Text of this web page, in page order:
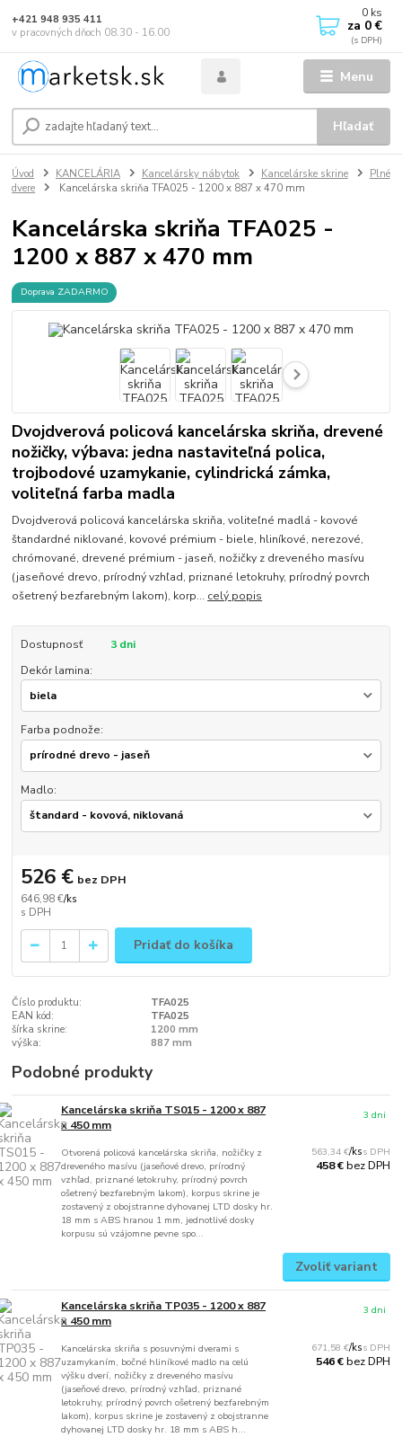
Menu
Hľadať
+421 948 935 411
v pracovných dňoch 08.30 - 16.00
0 ks
za 0 €
Úvod KANCELÁRIA Kancelársky nábytok Kancelárske skrine
Plné
dvere
Kancelárska skriňa TFA025 - 1200 x 887 x 470 mm
Kancelárska skriňa TFA025 -
1200 x 887 x 470 mm
Doprava ZADARMO
Dvojdverová policová kancelárska skriňa, drevené
nožičky, výbava: jedna nastaviteľná polica,
trojbodové uzamykanie, cylindrická zámka,
voliteľná farba madla
Dvojdverová policová kancelárska skriňa, voliteľné madlá - kovové
štandardné niklované, kovové prémium - biele, hliníkové, nerezové,
chrómované, drevené prémium - jaseň, nožičky z dreveného masívu
(jaseňové drevo, prírodný vzhľad, priznané letokruhy, prírodný povrch
ošetrený bezfarebným lakom), korp... celý popis
Dostupnosť
3 dni
Dekór lamina:
Farba podnože:
Madlo:
646,98 €/ks
526 € bez DPH
Pridať do košíka
Číslo produktu:
TFA025
EAN kód:
TFA025
šírka skrine:
1200 mm
výška:
887 mm
Podobné produkty
Kancelárska skriňa TS015 - 1200 x 887
x 450 mm
Otvorená policová kancelárska skriňa, nožičky z
dreveného masívu (jaseňové drevo, prírodný
vzhľad, priznané letokruhy, prírodný povrch
ošetrený bezfarebným lakom), korpus skrine je
zostavený z obojstranne dyhovanej LTD dosky hr.
18 mm s ABS hranou 1 mm, jednotlivé dosky
korpusu sú vzájomne pevne spo...
563,34 €/ks
458 €bez DPH
3 dni
Zvoliť variant
Kancelárska skriňa TP035 - 1200 x 887
x 450 mm
Kancelárska skriňa s posuvnými dverami s
uzamykaním, bočné hliníkové madlo na celú
výšku dverí, nožičky z dreveného masívu
(jaseňové drevo, prírodný vzhľad, priznané
letokruhy, prírodný povrch ošetrený bezfarebným
lakom), korpus skrine je zostavený z obojstranne
dyhovanej LTD dosky hr. 18 mm s ABS h...
671,58 €/ks
546 €bez DPH
3 dni